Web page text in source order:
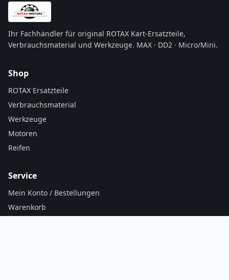
Ihr Fachhändler für original ROTAX Kart-Ersatzteile,
Verbrauchsmaterial und Werkzeuge. MAX · DD2 · Micro/Mini.
Shop
ROTAX Ersatzteile
Verbrauchsmaterial
Werkzeuge
Motoren
Reifen
Service
Mein Konto / Bestellungen
Warenkorb